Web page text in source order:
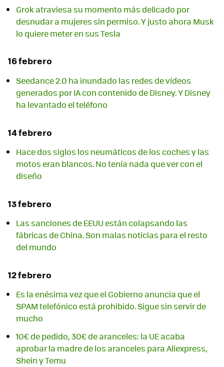
Grok atraviesa su momento más delicado por
desnudar a mujeres sin permiso. Y justo ahora Musk
lo quiere meter en sus Tesla
16 febrero
Seedance 2.0 ha inundado las redes de vídeos
generados por IA con contenido de Disney. Y Disney
ha levantado el teléfono
14 febrero
Hace dos siglos los neumáticos de los coches y las
motos eran blancos. No tenía nada que ver con el
diseño
13 febrero
Las sanciones de EEUU están colapsando las
fábricas de China. Son malas noticias para el resto
del mundo
12 febrero
Es la enésima vez que el Gobierno anuncia que el
SPAM telefónico está prohibido. Sigue sin servir de
mucho
10€ de pedido, 30€ de aranceles: la UE acaba
aprobar la madre de los aranceles para Aliexpress,
Shein y Temu